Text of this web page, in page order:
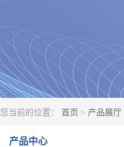
您当前的位置： 首页 > 产品展厅
产品中心